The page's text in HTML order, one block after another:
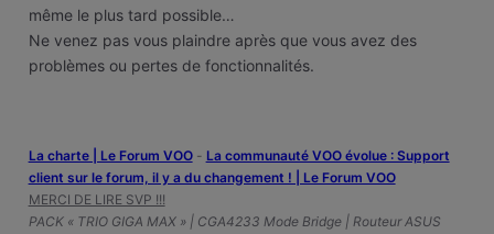
même le plus tard possible…
Ne venez pas vous plaindre après que vous avez des
problèmes ou pertes de fonctionnalités.
La charte | Le Forum VOO- ‎La communauté VOO évolue : Support
client sur le forum, il y a du changement ! | Le Forum VOO
MERCI DE LIRE SVP !!!
PACK « TRIO GIGA MAX » | CGA4233 Mode Bridge | Routeur ASUS